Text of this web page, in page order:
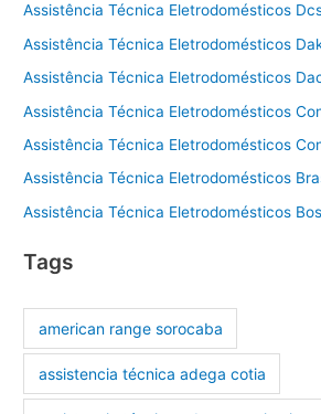
Assistência Técnica Eletrodomésticos
Assistência Técnica Eletrodomésticos
Assistência Técnica Eletrodomésticos
Assistência Técnica Eletrodomésticos
Assistência Técnica Eletrodomésticos
Assistência Técnica Eletrodomésticos
Assistência Técnica Eletrodomésticos
Tags
american range sorocaba
assistencia técnica adega cotia